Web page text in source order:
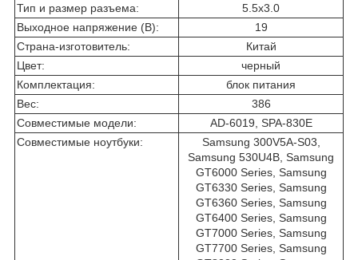
Тип и размер разъема:
5.5x3.0
Выходное напряжение (В):
19
Страна-изготовитель:
Китай
Цвет:
черный
Комплектация:
блок питания
Вес:
386
Совместимые модели:
AD-6019, SPA-830E
Совместимые ноутбуки:
Samsung 300V5A-S03,
Samsung 530U4B, Samsung
GT6000 Series, Samsung
GT6330 Series, Samsung
GT6360 Series, Samsung
GT6400 Series, Samsung
GT7000 Series, Samsung
GT7700 Series, Samsung